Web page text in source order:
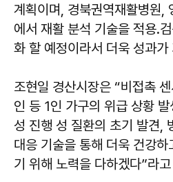
계획이며, 경북권역재활병원,
에서 재활 분석 기술을 적용․
화 할 예정이라서 더욱 성과
조현일 경산시장은 “비접촉
인 등 1인 가구의 위급 상황
성 진행 성 질환의 초기 발견,
대응 기술을 통해 더욱 건강
기 위해 노력을 다하겠다”라